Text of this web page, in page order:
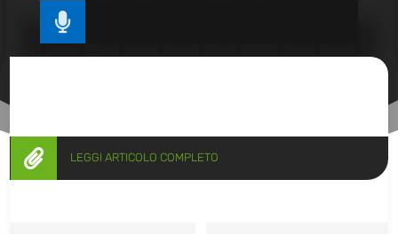

 LEGGI ARTICOLO COMPLETO